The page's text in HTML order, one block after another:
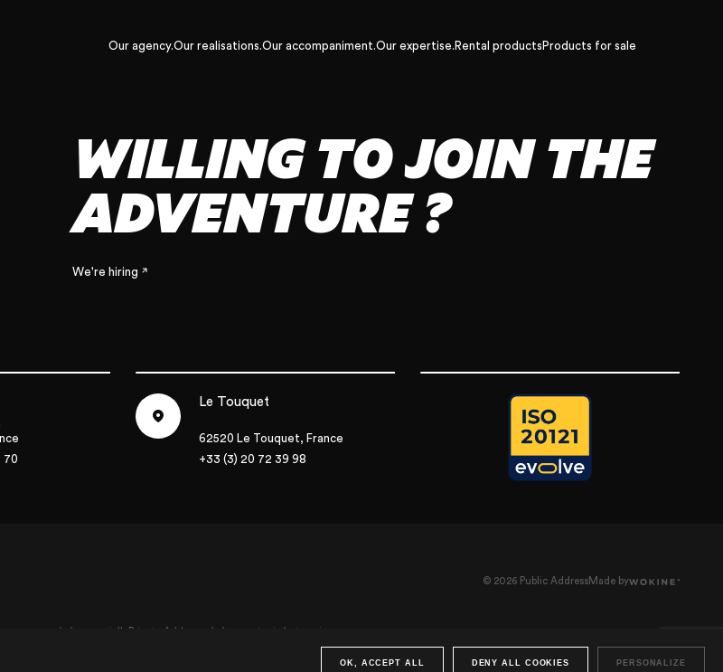
Our agency.Our realisations.Our accompaniment.Our expertise. Rental products Products for sale
WILLING TO JOIN THE
ADVENTURE ?
We're hiring
70
Le Touquet
62520 Le Touquet, France
+33 (3) 20 72 39 98
© 2026 Public AddressMade by
- agence événementielle Private Address - événement privé et mariage
OK, ACCEPT ALL DENY ALL COOKIES PERSONALIZE